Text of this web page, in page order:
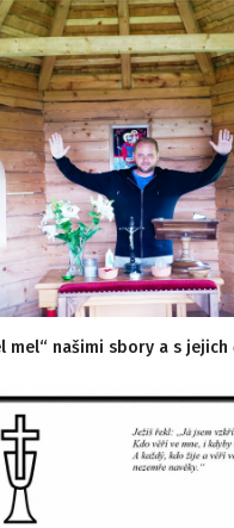
mel“ našimi sbory a s jejich